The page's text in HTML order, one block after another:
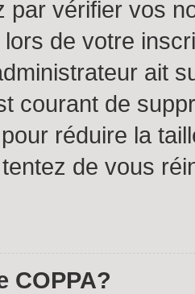
par vérifier vos
lors de votre
ait
courant de
réduire la
de vous
COPPA?